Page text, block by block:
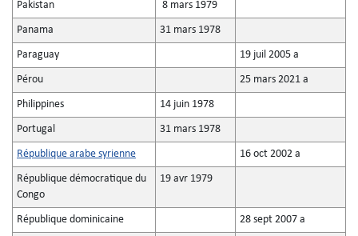
Pakistan 8 mars 1979
Panama 31 mars 1978
Paraguay 19 juil 2005 a
Pérou 25 mars 2021 a
Philippines 14 juin 1978
Portugal 31 mars 1978
République arabe syrienne 16 oct 2002 a
République démocratique du
Congo
19 avr 1979
République dominicaine 28 sept 2007 a